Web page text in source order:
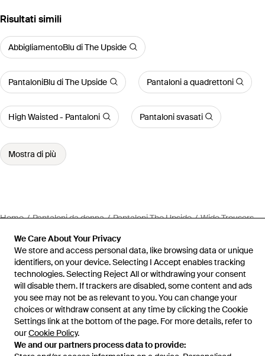
We Care About Your Privacy
We store and access personal data, like browsing data or unique
identifiers, on your device. Selecting I Accept enables tracking
technologies. Selecting Reject All or withdrawing your consent
will disable them. If trackers are disabled, some content and ads
you see may not be as relevant to you. You can change your
choices or withdraw consent at any time by clicking the Cookie
Settings link at the bottom of the page. For more details, refer to
ourCookie Policy.
We and our partners process data to provide:
Risultati simili
AbbigliamentoBlu di The Upside
PantaloniBlu di The Upside Pantaloni a quadrettoni
High Waisted - Pantaloni Pantaloni svasati
Mostra di più
Home Pantaloni da donna Pantaloni The Upside Wide Trousers
Assistenza e info